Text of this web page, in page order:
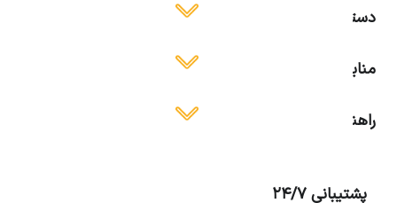
دسترسی آسان
منابع آموزشی
راهنمای استفاده
پشتیبانی 24/7